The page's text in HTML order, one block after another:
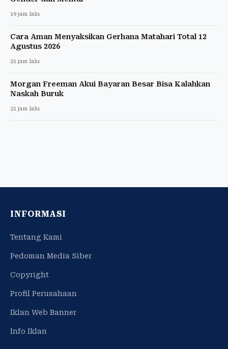
19 jam lalu
Cara Aman Menyaksikan Gerhana Matahari Total 12
Agustus 2026
21 jam lalu
Morgan Freeman Akui Bayaran Besar Bisa Kalahkan
Naskah Buruk
21 jam lalu
INFORMASI
Tentang Kami
Pedoman Media Siber
Copyright
Profil Perusahaan
Iklan Web Banner
Info Iklan